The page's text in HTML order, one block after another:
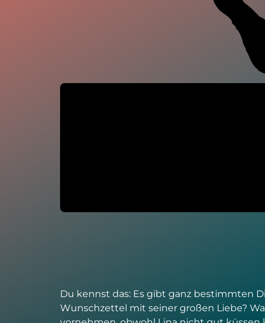
Du kennst das: Es gibt ganz bestimmten
Wunschzettel mit seiner großen Liebe?